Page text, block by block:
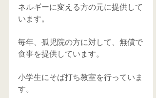
ネルギーに変える方の元に提供して
います。
毎年、孤児院の方に対して、無償で
食事を提供しています。
小学生にそば打ち教室を行っていま
す。